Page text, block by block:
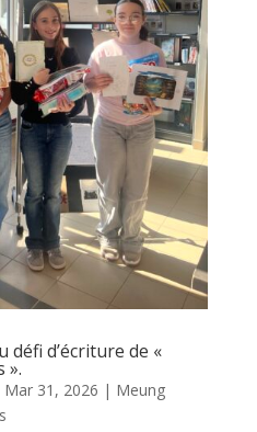
défi d’écriture de «
».
Mar 31, 2026 | Meung